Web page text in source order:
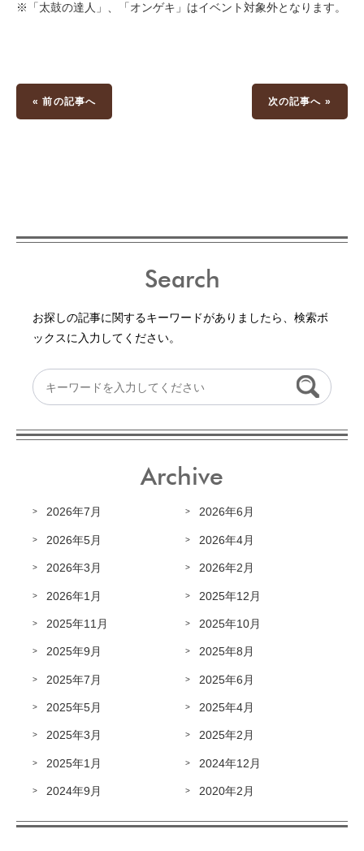
※「太鼓の達人」、「オンゲキ」はイベント対象外となります。
« 前の記事へ 次の記事へ »
Search
お探しの記事に関するキーワードがありましたら、検索ボ
ックスに入力してください。
Archive
2026年7月 2026年6月
2026年5月 2026年4月
2026年3月 2026年2月
2026年1月 2025年12月
2025年11月 2025年10月
2025年9月 2025年8月
2025年7月 2025年6月
2025年5月 2025年4月
2025年3月 2025年2月
2025年1月 2024年12月
2024年9月 2020年2月